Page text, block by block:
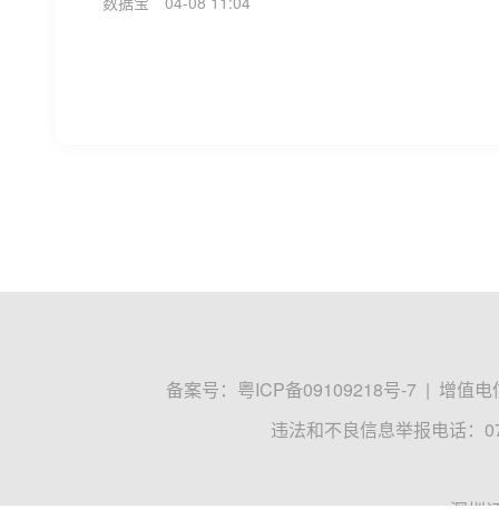
最高暴增8747%！多只A股发布一季
外汇储备
黄金储备